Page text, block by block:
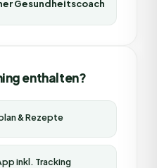
Gesundheitscoach
enthalten?
& Rezepte
inkl. Tracking